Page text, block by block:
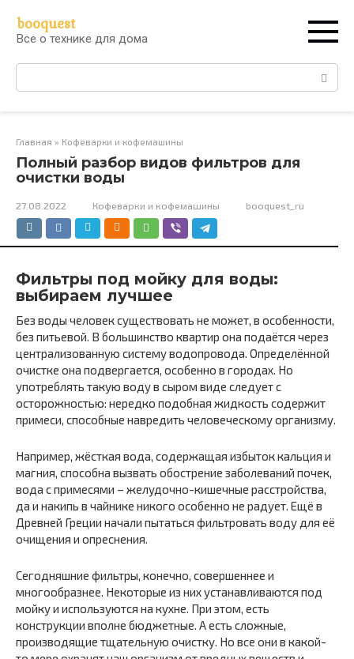
контенту
booquest
Все о технике для дома
Поиск:
Главная » Кофеварки и кофемашины
Полный разбор видов фильтров для
очистки воды
27.08.2022 Кофеварки и кофемашины booquest_ru
Фильтры под мойку для воды:
выбираем лучшее
Без воды человек существовать не может, в особенности,
без питьевой. В большинство квартир она подаётся через
централизованную систему водопровода. Определённой
очистке она подвергается, особенно в городах. Но
употреблять такую воду в сыром виде следует с
осторожностью: нередко подобная жидкость содержит
примеси, способные навредить человеческому организму.
Например, жёсткая вода, содержащая избыток кальция и
магния, способна вызвать обострение заболеваний почек,
вода с примесями – желудочно-кишечные расстройства,
да и накипь в чайнике никого особенно не радует. Ещё в
Древней Греции начали пытаться фильтровать воду для её
очищения и опреснения.
Сегодняшние фильтры, конечно, совершеннее и
многообразнее. Некоторые из них устанавливаются под
мойку и используются на кухне. При этом, есть
конструкции вполне бюджетные. А есть сложные,
производящие тщательную очистку. Но все они в какой-